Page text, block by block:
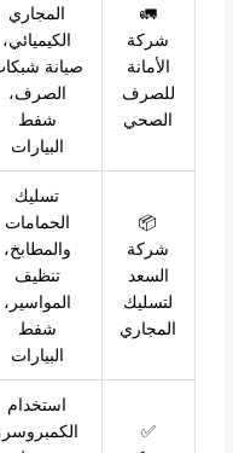
🚛
شركة
الأمانة
للصرف
الصحي
المجاري
الكيميائي،
صيانة
الصرف،
شفط
البيارات
📦
شركة
السعد
لتسليك
المجاري
تسليك
الحمامات
والمطابخ،
تنظيف
المواسير،
شفط
البيارات
✅
استخدام